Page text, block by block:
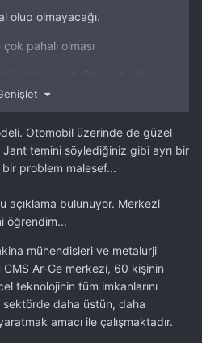
olup olmayacağı.
pahalı olması
nasıldır vs teknik hiç bir
alırdım kesinlikle. Üstünde
dair eski fotoları aradım ama
Otomobil üzerinde de güzel
temini söylediğiniz gibi ayrı bir
problem malesef...
açıklama bulunuyor. Merkezi
öğrendim...
mühendisleri ve metalurji
Ar-Ge merkezi, 60 kişinin
teknolojinin tüm imkanlarını
daha üstün, daha
amacı ile çalışmaktadır.